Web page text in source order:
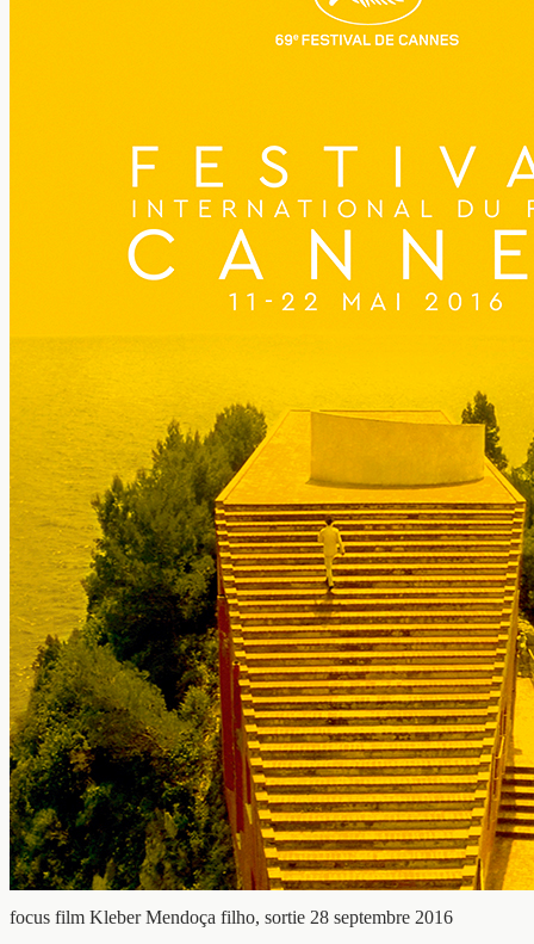
focus film Kleber Mendoça filho, sortie 28 septembre 2016